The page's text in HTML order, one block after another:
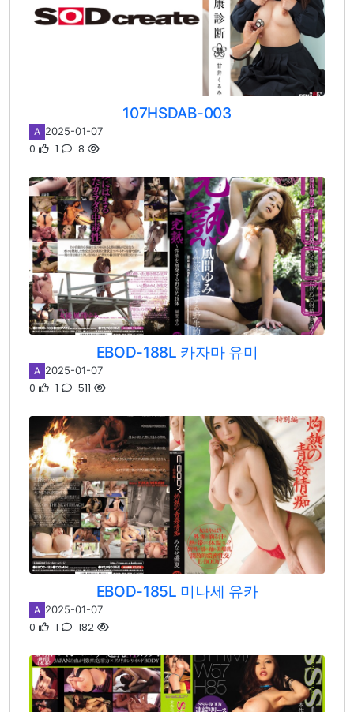
107HSDAB-003
A 2025-01-07
0 1 8
EBOD-188L 카자마 유미
A 2025-01-07
0 1 511
EBOD-185L 미나세 유카
A 2025-01-07
0 1 182